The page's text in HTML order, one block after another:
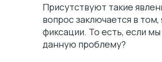
Присутствуют такие
вопрос заключается в
фиксации. То есть, если
данную проблему?